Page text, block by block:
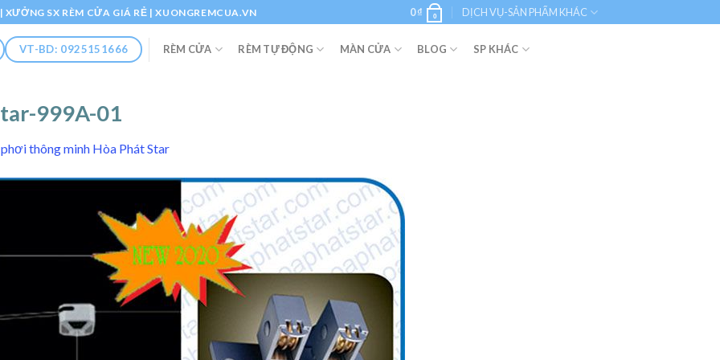
SX RÈM CỬA GIÁ RẺ | XUONGREMCUA.VN 0₫ 0 DỊCH VỤ-SẢN PHẨM KHÁC
VT-BD: 0925151666 RÈM CỬA RÈM TỰ ĐỘNG MÀN CỬA BLOG SP KHÁC
999A-01
thông minh Hòa Phát Star